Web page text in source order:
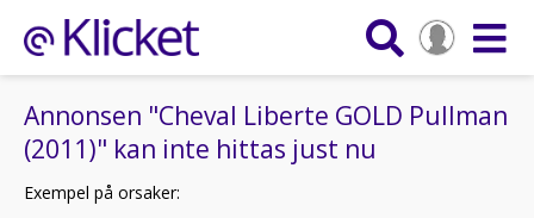
Annonsen "Cheval Liberte GOLD Pullman
(2011)" kan inte hittas just nu
Exempel på orsaker: